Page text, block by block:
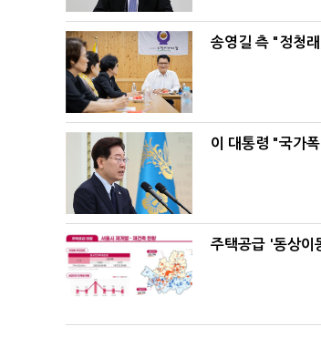
송영길 측 "정청
이 대통령 "국가
주택공급 '동상이